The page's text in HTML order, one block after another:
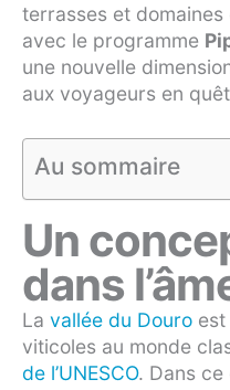
terrasses et
avec le programme
une nouvelle
aux voyageurs en
Au sommaire
Un
dans
La vallée du Douro est
viticoles au monde
de l’UNESCO. Dans ce